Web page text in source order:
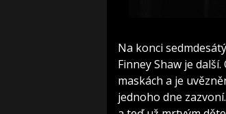
Na konci
Finney Shaw je
maskách a je
jednoho dne